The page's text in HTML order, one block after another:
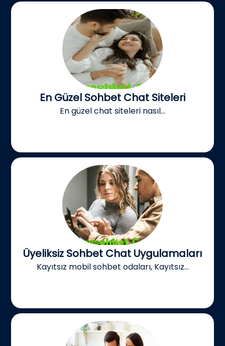
En Güzel Sohbet Chat Siteleri
En güzel chat siteleri nasıl...
Üyeliksiz Sohbet Chat Uygulamaları
Kayıtsız mobil sohbet odaları, Kayıtsız...